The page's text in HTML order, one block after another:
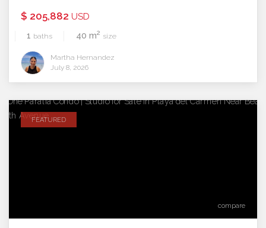
$ 205,882 USD
1 baths 40 m2 size
Martha Hernandez
July 8, 2026
compare
FEATURED